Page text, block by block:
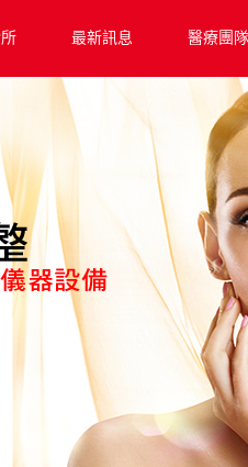
最新訊息 醫療團隊